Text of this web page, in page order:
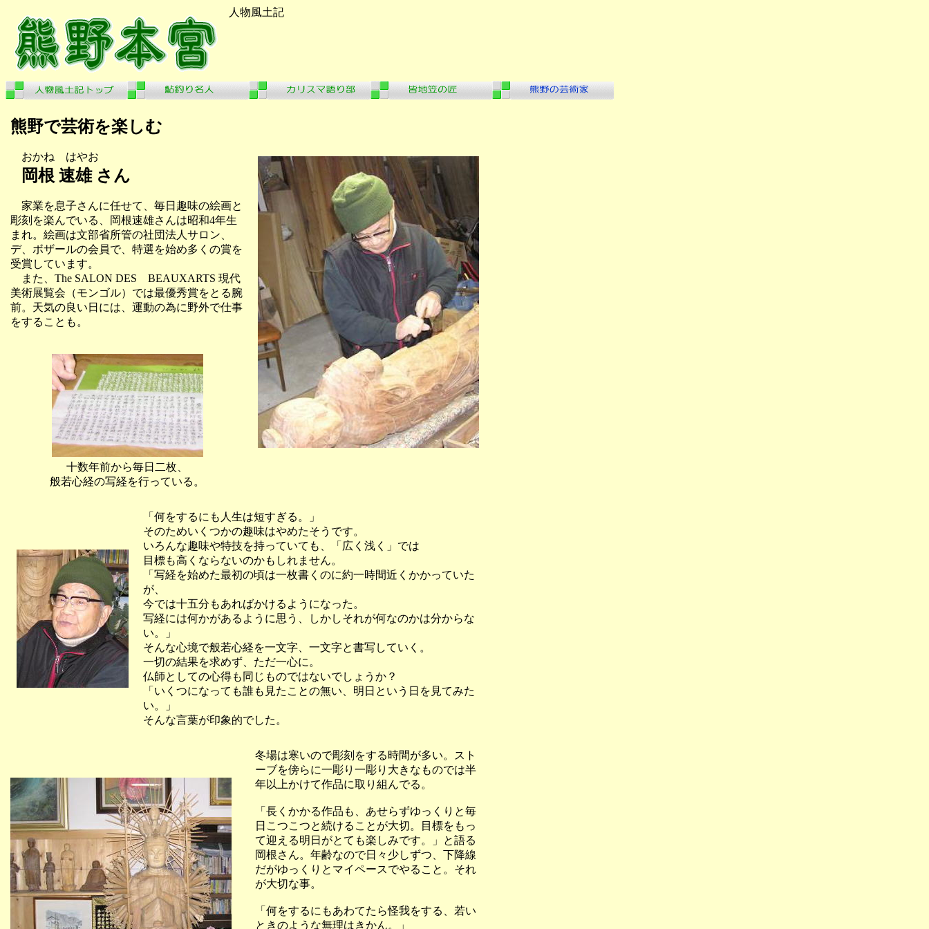
人物風土記
熊野で芸術を楽しむ
おかね はやお
岡根 速雄 さん
家業を息子さんに任せて、毎日趣味の絵画と
彫刻を楽んでいる、岡根速雄さんは昭和4年生
まれ。絵画は文部省所管の社団法人サロン、
デ、ボザールの会員で、特選を始め多くの賞を
受賞しています。
また、The SALON DES BEAUXARTS 現代
美術展覧会（モンゴル）では最優秀賞をとる腕
前。天気の良い日には、運動の為に野外で仕事
をすることも。
十数年前から毎日二枚、
般若心経の写経を行っている。
「何をするにも人生は短すぎる。」
そのためいくつかの趣味はやめたそうです。
いろんな趣味や特技を持っていても、「広く浅く」では
目標も高くならないのかもしれません。
「写経を始めた最初の頃は一枚書くのに約一時間近くかかっていた
が、
今では十五分もあればかけるようになった。
写経には何かがあるように思う、しかしそれが何なのかは分からな
い。」
そんな心境で般若心経を一文字、一文字と書写していく。
一切の結果を求めず、ただ一心に。
仏師としての心得も同じものではないでしょうか？
「いくつになっても誰も見たことの無い、明日という日を見てみた
い。」
そんな言葉が印象的でした。
冬場は寒いので彫刻をする時間が多い。スト
ーブを傍らに一彫り一彫り大きなものでは半
年以上かけて作品に取り組んでる。
「長くかかる作品も、あせらずゆっくりと毎
日こつこつと続けることが大切。目標をもっ
て迎える明日がとても楽しみです。」と語る
岡根さん。年齢なので日々少しずつ、下降線
だがゆっくりとマイペースでやること。それ
が大切な事。
「何をするにもあわてたら怪我をする、若い
ときのような無理はきかん。」